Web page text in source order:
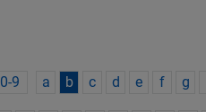
0-9 a b c d e f g